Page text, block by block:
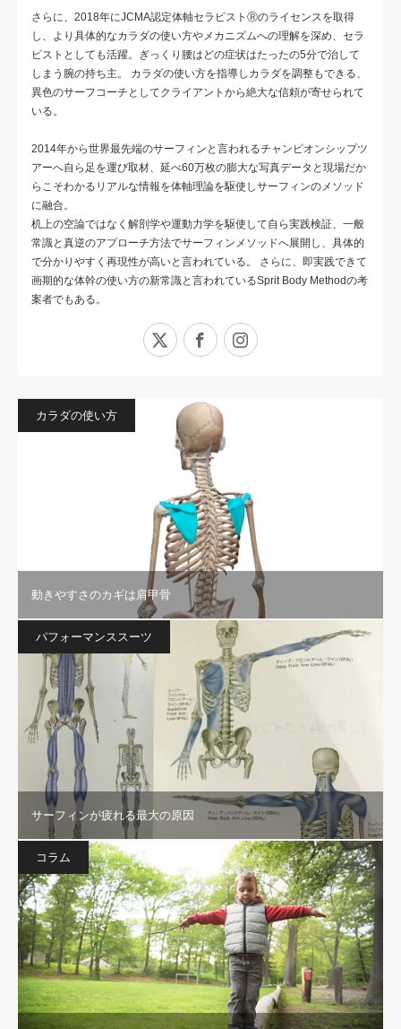
さらに、2018年にJCMA認定体軸セラピストⓇのライセンスを取得
し、より具体的なカラダの使い方やメカニズムへの理解を深め、セラ
ピストとしても活躍。ぎっくり腰はどの症状はたったの5分で治して
しまう腕の持ち主。 カラダの使い方を指導しカラダを調整もできる、
異色のサーフコーチとしてクライアントから絶大な信頼が寄せられて
いる。
2014年から世界最先端のサーフィンと言われるチャンピオンシップツ
アーへ自ら足を運び取材、延べ60万枚の膨大な写真データと現場だか
らこそわかるリアルな情報を体軸理論を駆使しサーフィンのメソッド
に融合。
机上の空論ではなく解剖学や運動力学を駆使して自ら実践検証、一般
常識と真逆のアプローチ方法でサーフィンメソッドへ展開し、具体的
で分かりやすく再現性が高いと言われている。 さらに、即実践できて
画期的な体幹の使い方の新常識と言われているSprit Body Methodの考
案者でもある。
Facebook
カラダの使い方
動きやすさのカギは肩甲骨
パフォーマンススーツ
サーフィンが疲れる最大の原因
コラム